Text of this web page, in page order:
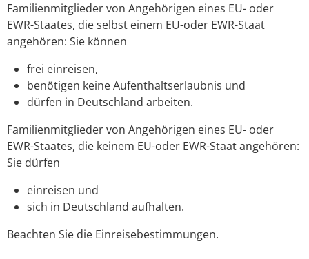
Familienmitglieder von Angehörigen eines EU- oder
EWR-Staates, die selbst einem EU-oder EWR-Staat
angehören: Sie können
frei einreisen,
benötigen keine Aufenthaltserlaubnis und
dürfen in Deutschland arbeiten.
Familienmitglieder von Angehörigen eines EU- oder
EWR-Staates, die keinem EU-oder EWR-Staat angehören:
Sie dürfen
einreisen und
sich in Deutschland aufhalten.
Beachten Sie die Einreisebestimmungen.